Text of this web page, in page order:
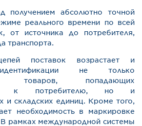
получением абсолютно точной
реального времени по всей
от источника до потребителя,
транспорта.
поставок возрастает и
не только
товаров, попадающих
к потребителю, но и
и складских единиц. Кроме того,
необходимость в маркировке
рамках международной системы